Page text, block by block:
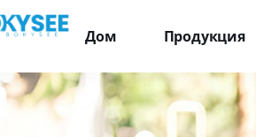
Дом Продукция